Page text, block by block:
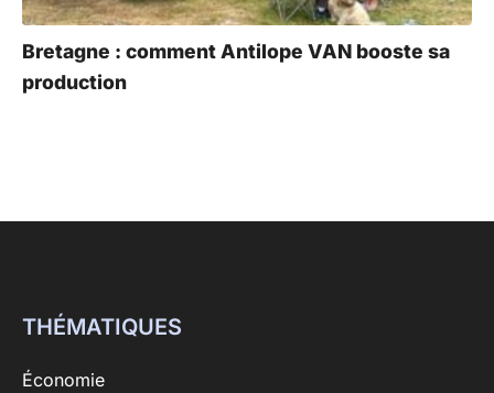
Bretagne : comment Antilope VAN booste sa
production
THÉMATIQUES
Économie